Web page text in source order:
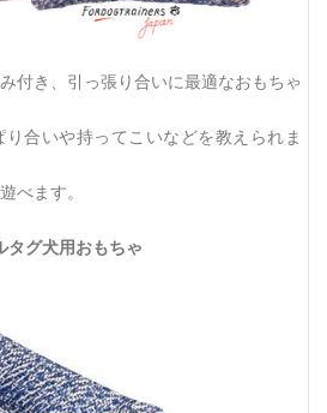
付き、引っ張り合いに最適なおもちゃ
合いや持ってこいなどを教えられま
べます。
タグ犬用おもちゃ